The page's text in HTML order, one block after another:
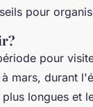
pour
pour
mars, durant
longues et